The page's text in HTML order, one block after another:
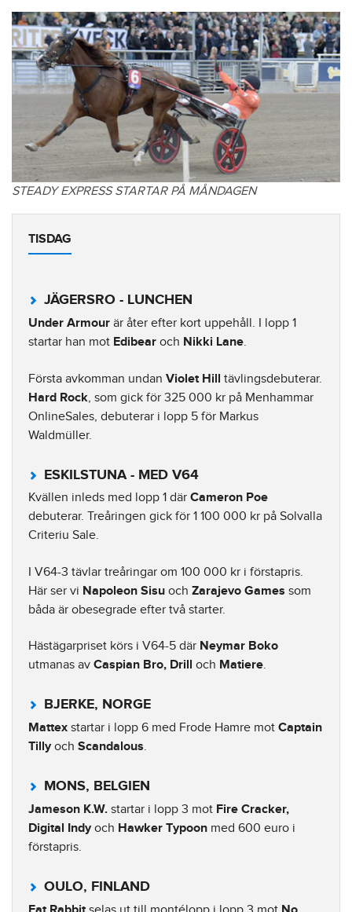
STEADY EXPRESS STARTAR PÅ MÅNDAGEN
TISDAG
JÄGERSRO - LUNCHEN
Under Armour är åter efter kort uppehåll. I lopp 1
startar han mot Edibear och Nikki Lane.
Första avkomman undan Violet Hill tävlingsdebuterar.
Hard Rock, som gick för 325 000 kr på Menhammar
OnlineSales, debuterar i lopp 5 för Markus
Waldmüller.
ESKILSTUNA - MED V64
Kvällen inleds med lopp 1 där Cameron Poe
debuterar. Treåringen gick för 1 100 000 kr på Solvalla
Criteriu Sale.
I V64-3 tävlar treåringar om 100 000 kr i förstapris.
Här ser vi Napoleon Sisu och Zarajevo Games som
båda är obesegrade efter två starter.
Hästägarpriset körs i V64-5 där Neymar Boko
utmanas av Caspian Bro, Drill och Matiere.
BJERKE, NORGE
Mattex startar i lopp 6 med Frode Hamre mot Captain
Tillyoch Scandalous.
MONS, BELGIEN
Jameson K.W. startar i lopp 3 mot Fire Cracker,
Digital Indyoch Hawker Typoon med 600 euro i
förstapris.
OULO, FINLAND